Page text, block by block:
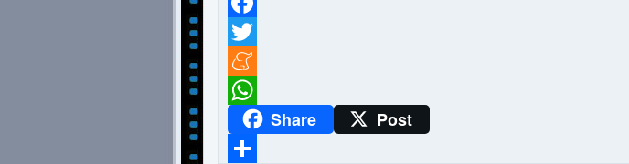
Facebook
Twitter
Meneame
WhatsAppShare Post